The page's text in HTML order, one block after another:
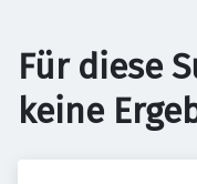
Für diese
keine